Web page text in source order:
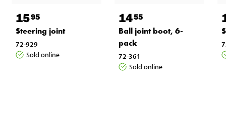
1595
Steering joint
72-929
Sold online
1455
Ball joint boot, 6-
pack
72-361
Sold online